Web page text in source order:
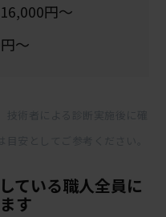
円～
～
ている職人全員に
す